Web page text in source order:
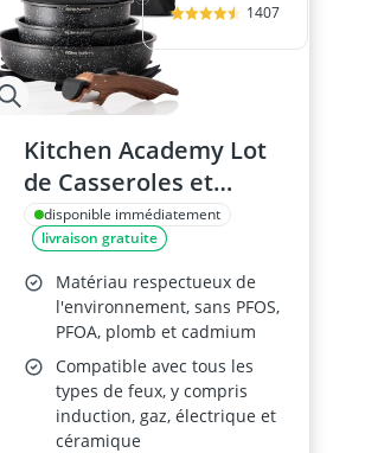
1407
Kitchen Academy Lot
de Casseroles et
Poêles Induction
disponible immédiatement
livraison gratuite
Matériau respectueux de
l'environnement, sans PFOS,
PFOA, plomb et cadmium
Compatible avec tous les
types de feux, y compris
induction, gaz, électrique et
céramique